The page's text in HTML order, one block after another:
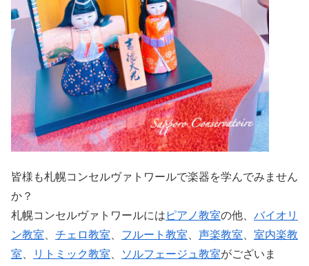
皆様も札幌コンセルヴァトワールで楽器を学んでみません
か？
札幌コンセルヴァトワールには ピアノ教室の他、 バイオリ
ン教室
チェロ教室 フルート教室 声楽教室
室内楽教
室
リトミック教室 ソルフェージュ教室がございま